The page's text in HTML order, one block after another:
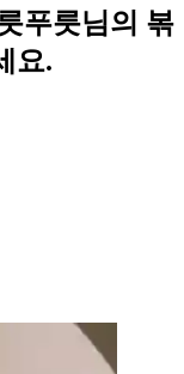
푸릇님의 볶
요.